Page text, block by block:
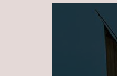
Skip to main content